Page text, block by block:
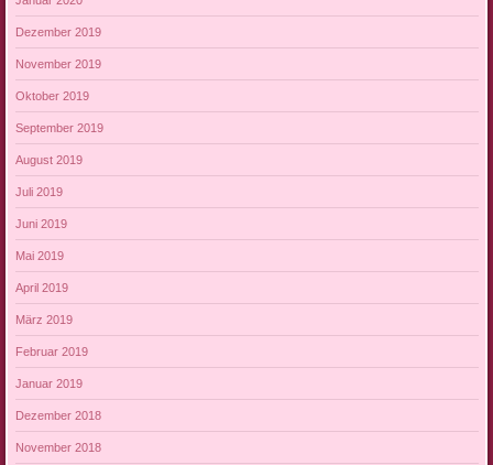
Dezember 2019
November 2019
Oktober 2019
September 2019
August 2019
Juli 2019
Juni 2019
Mai 2019
April 2019
März 2019
Februar 2019
Januar 2019
Dezember 2018
November 2018